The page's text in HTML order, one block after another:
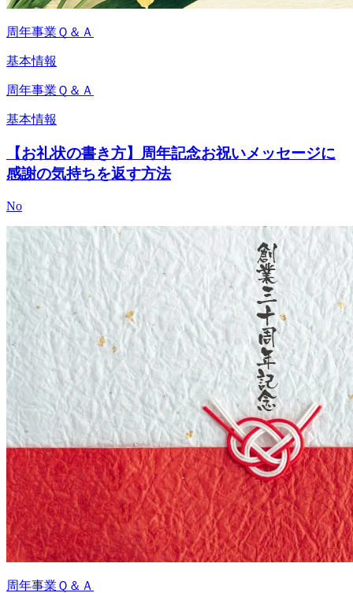
周年事業Ｑ＆Ａ
基本情報
周年事業Ｑ＆Ａ
基本情報
【お礼状の書き方】周年記念お祝いメッセージに
感謝の気持ちを返す方法
No
周年事業Ｑ＆Ａ